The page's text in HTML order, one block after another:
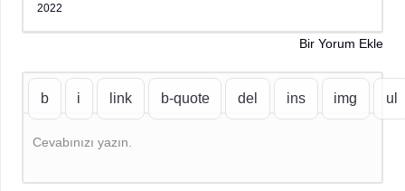
2022
Bir Yorum Ekle
Cevabınızı yazın.